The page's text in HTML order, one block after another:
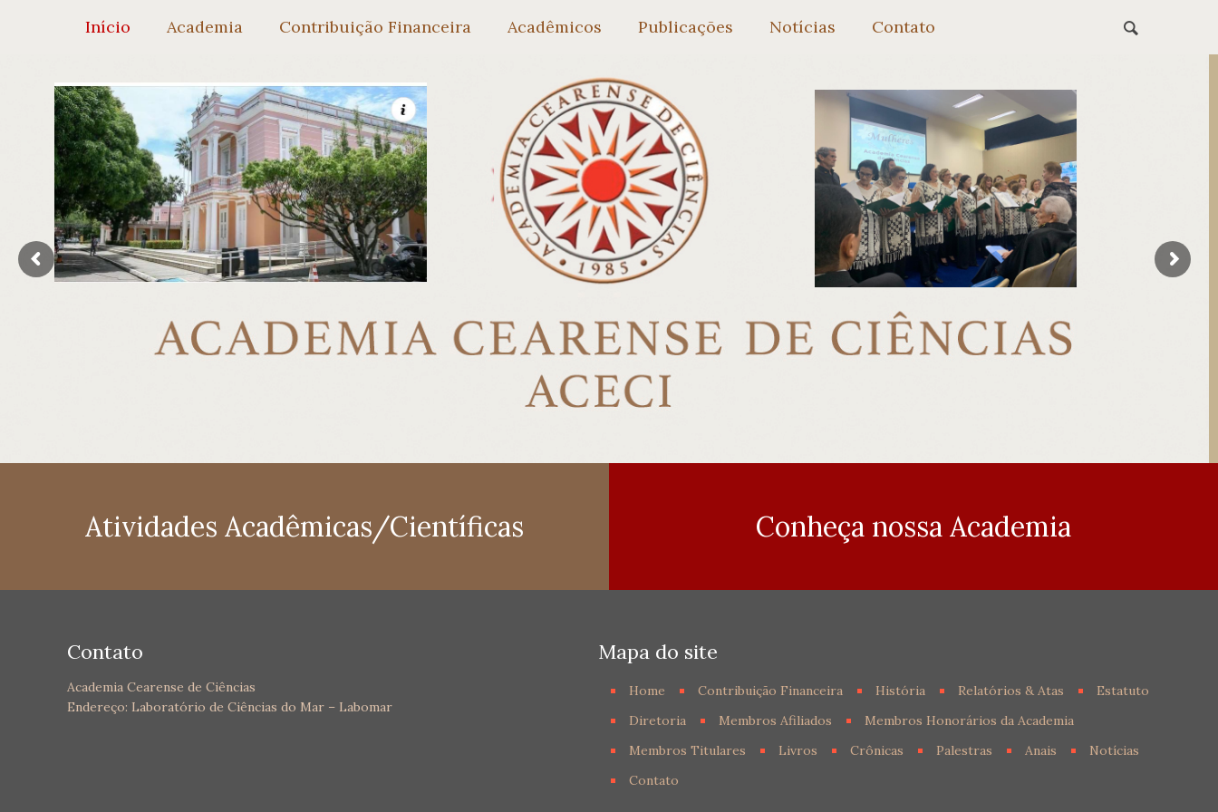
Início Academia Contribuição Financeira Acadêmicos Publicações Notícias Contato
Atividades Acadêmicas/Científicas Conheça nossa Academia
Contato
Academia Cearense de Ciências
Endereço: Laboratório de Ciências do Mar – Labomar
Mapa do site
Home Contribuição Financeira História Relatórios & Atas
Estatuto
Diretoria
Membros Afiliados
Membros Honorários da Academia
Membros Titulares
Livros Crônicas Palestras Anais
Notícias
Contato